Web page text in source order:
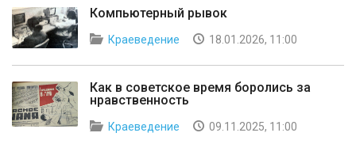
Компьютерный рывок
Краеведение 18.01.2026, 11:00
Как в советское время боролись за
нравственность
Краеведение 09.11.2025, 11:00